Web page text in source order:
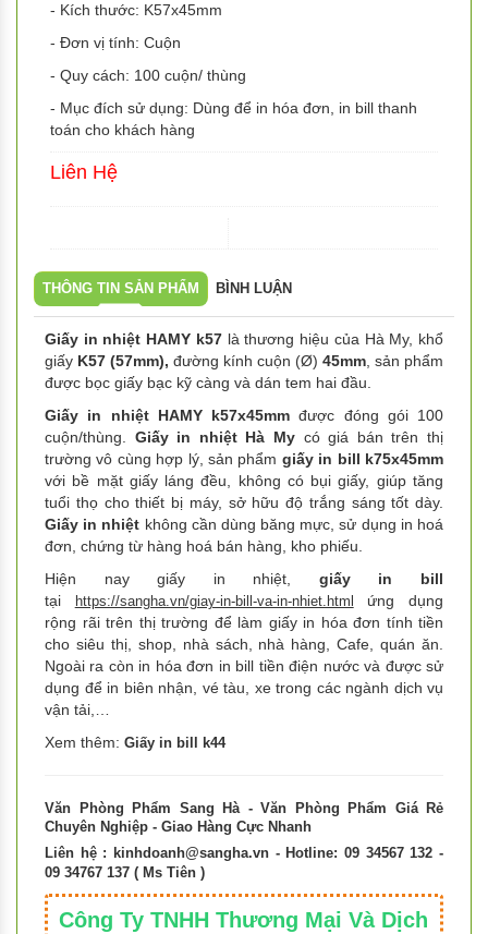
- Kích thước: K57x45mm
- Đơn vị tính: Cuộn
- Quy cách: 100 cuộn/ thùng
- Mục đích sử dụng: Dùng để in hóa đơn, in bill thanh
toán cho khách hàng
Liên Hệ
THÔNG TIN SẢN PHẨM BÌNH LUẬN
Giấy in nhiệt HAMY k57là thương hiệu của Hà My, khổ
giấy K57 (57mm), đường kính cuộn (Ø) 45mm , sản phẩm
được bọc giấy bạc kỹ càng và dán tem hai đầu.
Giấy in nhiệt HAMY k57x45mm được đóng gói 100
cuộn/thùng. Giấy in nhiệt Hà My có giá bán trên thị
trường vô cùng hợp lý, sản phẩm giấy in bill k75x45mm
với bề mặt giấy láng đều, không có bụi giấy, giúp tăng
tuổi thọ cho thiết bị máy, sở hữu độ trắng sáng tốt dày.
Giấy in nhiệt không cần dùng băng mực, sử dụng in hoá
đơn, chứng từ hàng hoá bán hàng, kho phiếu.
Hiện nay giấy in nhiệt, giấy in bill
tại
https://sangha.vn/giay-in-bill-va-in-nhiet.html
ứng dụng
rộng rãi trên thị trường để làm giấy in hóa đơn tính tiền
cho siêu thị, shop, nhà sách, nhà hàng, Cafe, quán ăn.
Ngoài ra còn in hóa đơn in bill tiền điện nước và được sử
dụng để in biên nhận, vé tàu, xe trong các ngành dịch vụ
vận tải,…
Xem thêm: Giấy in bill k44
Văn Phòng Phẩm Sang Hà - Văn Phòng Phẩm Giá Rẻ
Chuyên Nghiệp - Giao Hàng Cực Nhanh
Liên hệ : kinhdoanh@sangha.vn - Hotline: 09 34567 132 -
09 34767 137 ( Ms Tiên )
Công Ty TNHH Thương Mại Và Dịch